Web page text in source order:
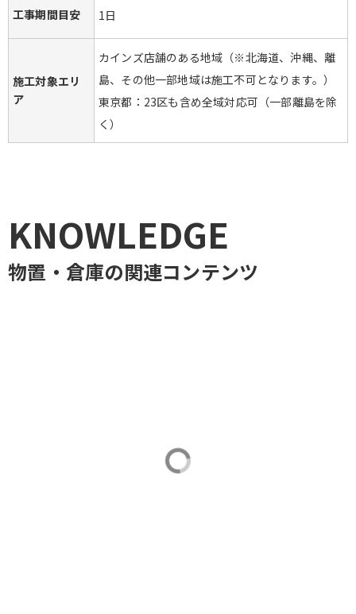
工事期間目安 1日
施工対象エリ
ア
カインズ店舗のある地域（※北海道、沖縄、離
島、その他一部地域は施工不可となります。）
東京都：23区も含め全域対応可（一部離島を除
く）
KNOWLEDGE
物置・倉庫の関連コンテンツ